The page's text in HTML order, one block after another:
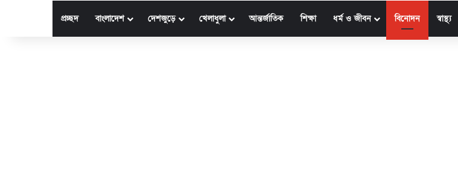
প্রচ্ছদ বাংলাদেশ দেশজুড়ে খেলাধুলা আন্তর্জাতিক শিক্ষা ধর্ম ও জীবন বিনোদন স্বাস্থ্য